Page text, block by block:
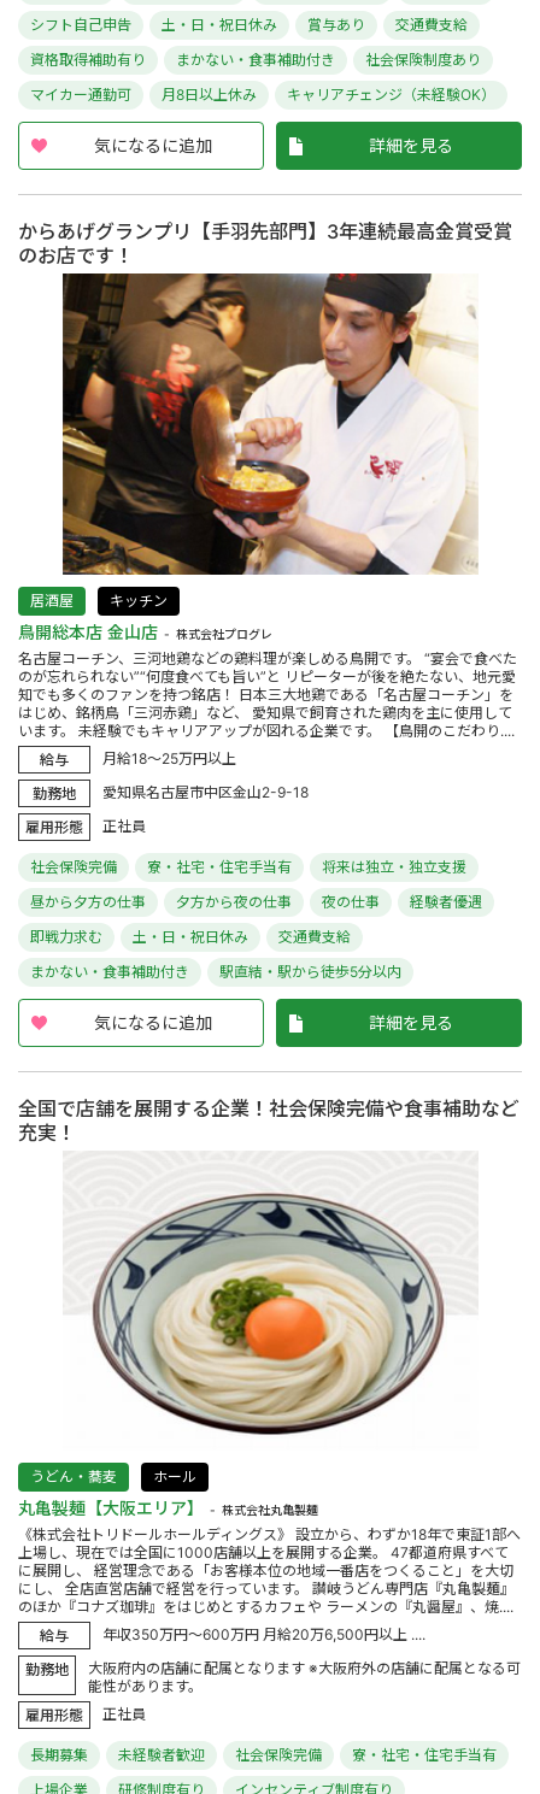
シフト自己申告
土・日・祝日休み 賞与あり
交通費支給
資格取得補助有り
まかない・食事補助付き
社会保険制度あり
マイカー通勤可
月8日以上休み キャリアチェンジ（未経験OK）
気になるに追加 詳細を見る
からあげグランプリ【手羽先部門】3年連続最高金賞受賞
のお店です！
居酒屋 キッチン
鳥開総本店 金山店 株式会社プログレ
名古屋コーチン、三河地鶏などの鶏料理が楽しめる鳥開です。 “宴会で食べた
のが忘れられない”“何度食べても旨い”と リピーターが後を絶たない、地元愛
知でも多くのファンを持つ銘店！ 日本三大地鶏である「名古屋コーチン」を
はじめ、銘柄鳥「三河赤鶏」など、 愛知県で飼育された鶏肉を主に使用して
います。 未経験でもキャリアアップが図れる企業です。 【鳥開のこだわり....
給与
月給18～25万円以上
勤務地
愛知県名古屋市中区金山2-9-18
雇用形態
正社員
社会保険完備 寮・社宅・住宅手当有
将来は独立・独立支援
昼から夕方の仕事
夕方から夜の仕事 夜の仕事
経験者優遇
即戦力求む
土・日・祝日休み
交通費支給
まかない・食事補助付き
駅直結・駅から徒歩5分以内
気になるに追加 詳細を見る
全国で店舗を展開する企業！社会保険完備や食事補助など
充実！
うどん・蕎麦 ホール
丸亀製麺【大阪エリア】 株式会社丸亀製麺
《株式会社トリドールホールディングス》 設立から、わずか18年で東証1部へ
上場し、現在では全国に1000店舗以上を展開する企業。 47都道府県すべて
に展開し、 経営理念である「お客様本位の地域一番店をつくること」を大切
にし、 全店直営店舗で経営を行っています。 讃岐うどん専門店『丸亀製麺』
のほか『コナズ珈琲』をはじめとするカフェや ラーメンの『丸醤屋』、焼....
給与
年収350万円～600万円 月給20万6,500円以上 ....
勤務地
大阪府内の店舗に配属となります ※大阪府外の店舗に配属となる可
能性があります。
雇用形態
正社員
長期募集 未経験者歓迎 社会保険完備
寮・社宅・住宅手当有
上場企業
研修制度有り
インセンティブ制度有り